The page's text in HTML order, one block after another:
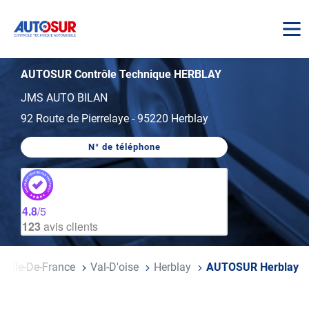
AUTOSUR Contrôle Technique HERBLAY
JMS AUTO BILAN
92 Route de Pierrelaye- 95220 Herblay
N° de téléphone
AFFICHER
LE
HERBLAY
4.8/5
123avis clients
Île-De-France Val-D'oise Herblay AUTOSUR Herblay